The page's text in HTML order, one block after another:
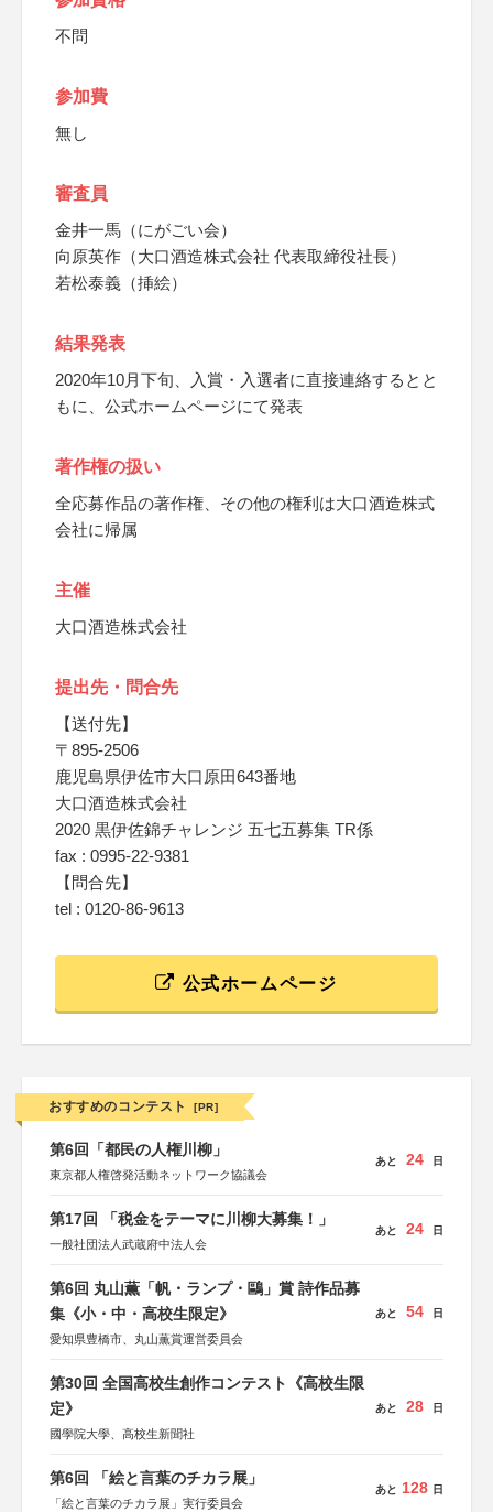
不問
参加費
無し
審査員
金井一馬（にがごい会）
向原英作（大口酒造株式会社 代表取締役社長）
若松泰義（挿絵）
結果発表
2020年10月下旬、入賞・入選者に直接連絡するとと
もに、公式ホームページにて発表
著作権の扱い
全応募作品の著作権、その他の権利は大口酒造株式
会社に帰属
主催
大口酒造株式会社
提出先・問合先
【送付先】
〒895-2506
鹿児島県伊佐市大口原田643番地
大口酒造株式会社
2020 黒伊佐錦チャレンジ 五七五募集 TR係
fax : 0995-22-9381
【問合先】
tel : 0120-86-9613
公式ホームページ
おすすめのコンテスト [PR]
第6回「都民の人権川柳」
東京都人権啓発活動ネットワーク協議会
あと 24 日
第17回 「税金をテーマに川柳大募集！」
一般社団法人武蔵府中法人会
あと 24 日
第6回 丸山薫「帆・ランプ・鷗」賞 詩作品募
集《小・中・高校生限定》
愛知県豊橋市、丸山薫賞運営委員会
あと 54 日
第30回 全国高校生創作コンテスト《高校生限
定》
國學院大學、高校生新聞社
あと 28 日
第6回 「絵と言葉のチカラ展」
「絵と言葉のチカラ展」実行委員会
あと 128 日